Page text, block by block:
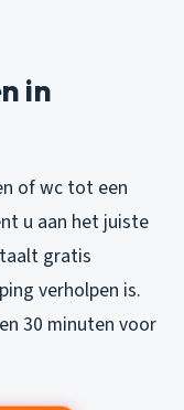
in
of wc tot een
u aan het juiste
gratis
verholpen is.
30 minuten voor